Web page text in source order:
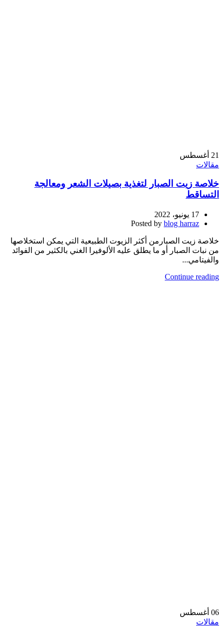
21 أغسطس
مقالات
خلاصة زيت الصبار لتغذية بصيلات الشعر ومعالجة
التساقط
17 يونيو، 2022
Posted by blog harraz
خلاصة زيت الصبارمن أكثر الزيوت الطبيعية التي يمكن استخلاصها
من نبات الصبار أو ما يطلق عليه الألوفيرا الغني بالكثير من الفوائد
والفيتامي...
Continue reading
06 أغسطس
مقالات